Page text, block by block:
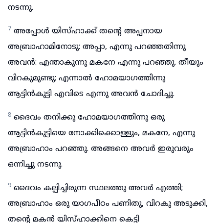
നടന്നു.
7 അപ്പോൾ യിസ്ഹാക്ക് തന്റെ അപ്പനായ
അബ്രാഹാമിനോടു: അപ്പാ, എന്നു പറഞ്ഞതിന്നു
അവൻ: എന്താകുന്നു മകനേ എന്നു പറഞ്ഞു. തീയും
വിറകുമുണ്ടു; എന്നാൽ ഹോമയാഗത്തിന്നു
ആട്ടിൻകുട്ടി എവിടെ എന്നു അവൻ ചോദിച്ചു.
8 ദൈവം തനിക്കു ഹോമയാഗത്തിന്നു ഒരു
ആട്ടിൻകുട്ടിയെ നോക്കിക്കൊള്ളും, മകനേ, എന്നു
അബ്രാഹാം പറഞ്ഞു. അങ്ങനെ അവർ ഇരുവരും
ഒന്നിച്ചു നടന്നു.
9 ദൈവം കല്പിച്ചിരുന്ന സ്ഥലത്തു അവർ എത്തി;
അബ്രാഹാം ഒരു യാഗപീഠം പണിതു, വിറകു അടുക്കി,
തന്റെ മകൻ യിസ്ഹാക്കിനെ കെട്ടി